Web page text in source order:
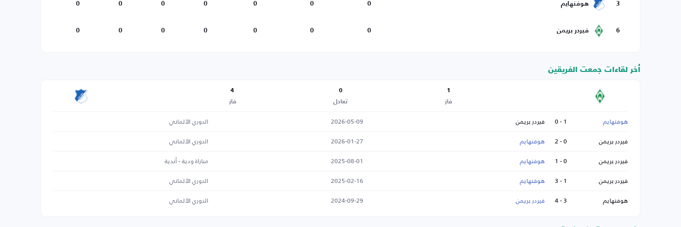
3 هوفنهايم 0
0
0
0
0
0
0
6 فيردر بريمن 0
0
0
0
0
0
0
أخر لقاءات جمعت الفريقين
1
فاز
0
تعادل
4
فاز
هوفنهايم 1 - 0 فيردر بريمن 2026-05-09
الدوري الألماني
فيردر بريمن
0 - 2 هوفنهايم 2026-01-27
الدوري الألماني
فيردر بريمن
0 - 1 هوفنهايم 2025-08-01
مباراة ودية - أندية
فيردر بريمن
1 - 3 هوفنهايم 2025-02-16
الدوري الألماني
هوفنهايم
3 - 4 فيردر بريمن 2024-09-29 الدوري الألماني